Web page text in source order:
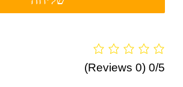
0/5
(0 Reviews)